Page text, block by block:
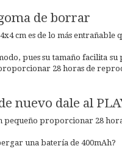
de borrar
cm es de lo más entrañable
pues su tamaño facilita
28 horas de
nuevo dale al
pequeño proporcionar 28
una batería de 400mAh?